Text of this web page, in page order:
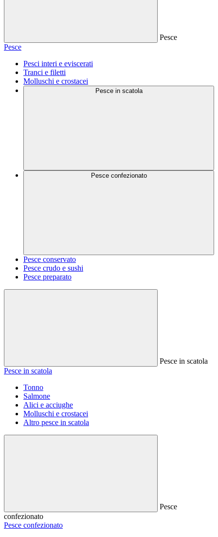
Pesce
Pesce
Pesci interi e eviscerati
Tranci e filetti
Molluschi e crostacei
Pesce in scatola
Pesce confezionato
Pesce conservato
Pesce crudo e sushi
Pesce preparato
Pesce in scatola
Pesce in scatola
Tonno
Salmone
Alici e acciughe
Molluschi e crostacei
Altro pesce in scatola
Pesce
confezionato
Pesce confezionato